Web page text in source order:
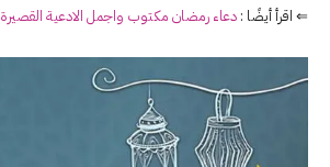
⇐ اقرأ أيضًا : دعاء رمضان مكتوب واجمل الادعية القصيرة